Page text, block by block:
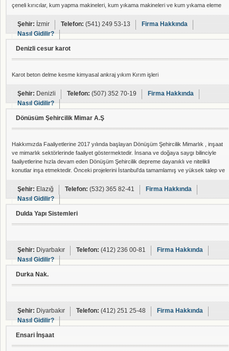
çeneli kırıcılar, kum yapma makineleri, kum yıkama makineleri ve kum yıkama eleme
tesisleri olmak üzere geniş bir ürün yelpazesine sahiptir. Modern üretim tesislerimizde,
sektörün ihtiyaç duyduğu yüksek kaliteli ve dayanıklı ekipmanları tasarlayıp
üretmekteyiz. Firmamız, yalnız
Şehir:İzmir Telefon:(541) 249 53-13
Firma Hakkında
Nasıl Gidilir?
Denizli cesur karot
Karot beton delme kesme kimyasal ankraj yıkım Kırım işleri
Şehir:Denizli Telefon:(507) 352 70-19
Firma Hakkında
Nasıl Gidilir?
Dönüsüm Şehircilik Mimar A.Ş
Hakkımızda Faaliyetlerine 2017 yılında başlayan Dönüşüm Şehircilik Mimarlık , inşaat
ve mimarlık sektörlerinde faaliyet göstermektedir. İnsana ve doğaya saygı bilinciyle
faaliyetlerine hızla devam eden Dönüşüm Şehircilik depreme dayanıklı ve nitelikli
konutlar inşa etmektedir. Önceki projelerini İstanbul’da tamamlamış ve yüksek talep ve
satış rakamlarına ulaşmanın gururunu yasamıştır. Beş yıldizlı ev konsepti ile
tamamladığı projelerde çizgi üstü standartlarla kaliteli bir yaşam sunmaktadır. Yaşam
kalitesin
Şehir:Elazığ Telefon:(532) 365 82-41
Firma Hakkında
Nasıl Gidilir?
Dulda Yapı Sistemleri
Şehir:Diyarbakır Telefon:(412) 236 00-81
Firma Hakkında
Nasıl Gidilir?
Durka Nak.
Şehir:Diyarbakır Telefon:(412) 251 25-48
Firma Hakkında
Nasıl Gidilir?
Ensari İnşaat